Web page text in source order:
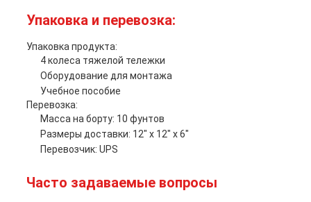
Упаковка и перевозка:
Упаковка продукта:
4 колеса тяжелой тележки
Оборудование для монтажа
Учебное пособие
Перевозка:
Масса на борту: 10 фунтов
Размеры доставки: 12" x 12" x 6"
Перевозчик: UPS
Часто задаваемые вопросы